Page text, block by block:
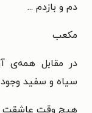
دم و بازدم ...
مکعب
در مقابل همه‌ی
سیاه و سفید
هیچ وقت عاشقت